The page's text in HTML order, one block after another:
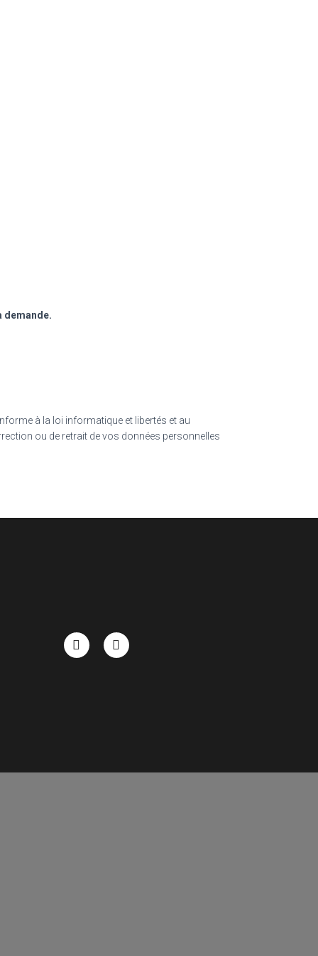
demande.
à la loi informatique et libertés et au
ou de retrait de vos données personnelles